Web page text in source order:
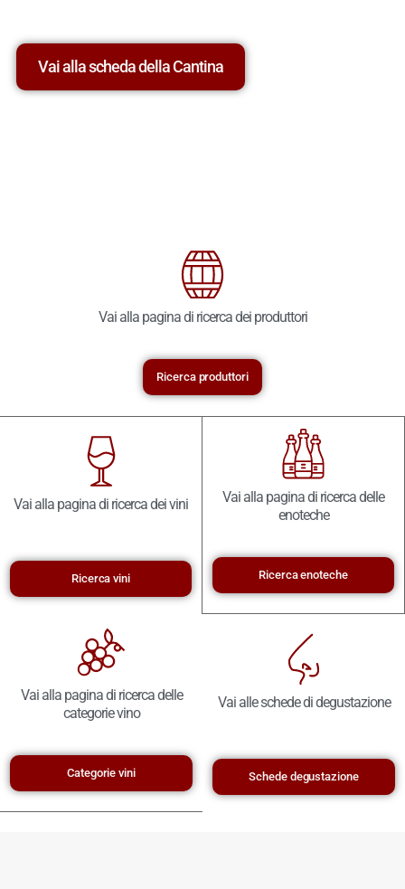
Vai alla scheda della Cantina
Vai alla pagina di ricerca dei produttori
Ricerca produttori
Vai alla pagina di ricerca dei vini
Ricerca vini
Vai alla pagina di ricerca delle
enoteche
Ricerca enoteche
Vai alla pagina di ricerca delle
categorie vino
Categorie vini
Vai alle schede di degustazione
Schede degustazione